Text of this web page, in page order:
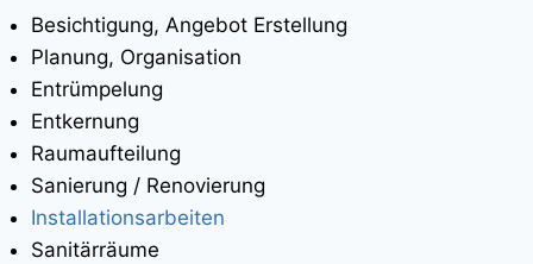
Besichtigung, Angebot Erstellung
Planung, Organisation
Entrümpelung
Entkernung
Raumaufteilung
Sanierung / Renovierung
Installationsarbeiten
Sanitärräume